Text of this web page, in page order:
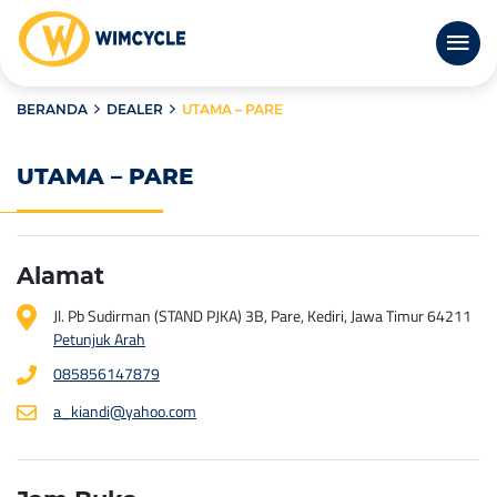
BERANDA DEALER UTAMA – PARE
UTAMA – PARE
Alamat
Jl. Pb Sudirman (STAND PJKA) 3B, Pare, Kediri, Jawa Timur 64211
Petunjuk Arah
085856147879
a_kiandi@yahoo.com